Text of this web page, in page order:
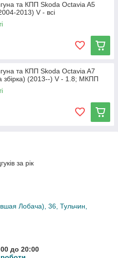
та КПП Skoda Octavia A5
2013) V - всі
та КПП Skoda Octavia A7
збірка) (2013--) V - 1.8; МКПП
за рік
Лобача), 36, Тульчин,
до 20:00